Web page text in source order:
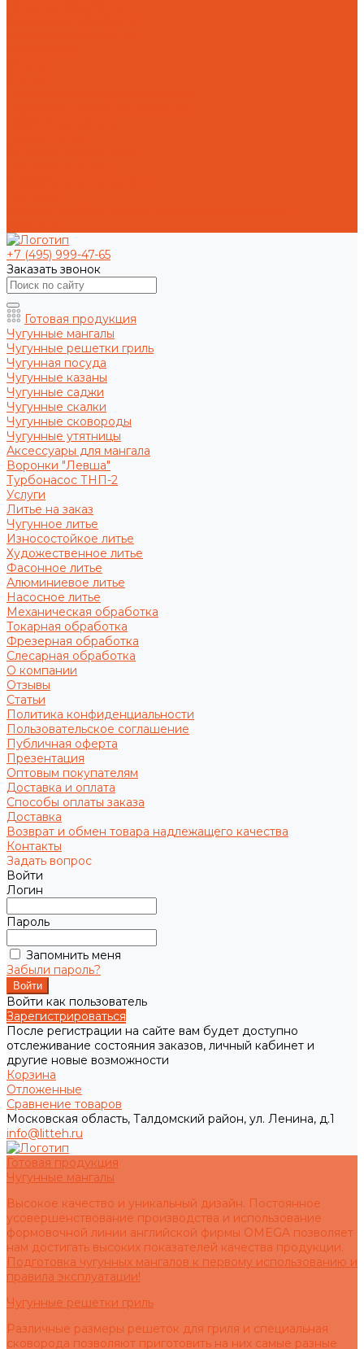
+7 (495) 999-47-65
Заказать звонок
Готовая продукция
Чугунные мангалы
Чугунные решетки гриль
Чугунная посуда
Чугунные казаны
Чугунные саджи
Чугунные скалки
Чугунные сковороды
Чугунные утятницы
Аксессуары для мангала
Воронки "Левша"
Турбонасос ТНП-2
Услуги
Литье на заказ
Чугунное литье
Износостойкое литье
Художественное литье
Фасонное литье
Алюминиевое литье
Насосное литье
Механическая обработка
Токарная обработка
Фрезерная обработка
Слесарная обработка
О компании
Отзывы
Статьи
Политика конфиденциальности
Пользовательское соглашение
Публичная оферта
Презентация
Оптовым покупателям
Доставка и оплата
Способы оплаты заказа
Доставка
Возврат и обмен товара надлежащего качества
Контакты
Задать вопрос
Войти
Логин
Пароль
Запомнить меня
Забыли пароль?
Войти как пользователь
Зарегистрироваться
После регистрации на сайте вам будет доступно
отслеживание состояния заказов, личный кабинет и
другие новые возможности
Корзина
Отложенные
Сравнение товаров
Московская область, Талдомский район, ул. Ленина, д.1
info@litteh.ru
Готовая продукция
Чугунные мангалы
Высокое качество и уникальный дизайн. Постоянное
усовершенствование производства и использование
формовочной линии английской фирмы OMEGA позволяет
нам достигать высоких показателей качества продукции.
Подготовка чугунных мангалов к первому использованию и
правила эксплуатации!
Чугунные решетки гриль
Различные размеры решеток для гриля и специальная
сковорода позволяют приготовить на них самые разные